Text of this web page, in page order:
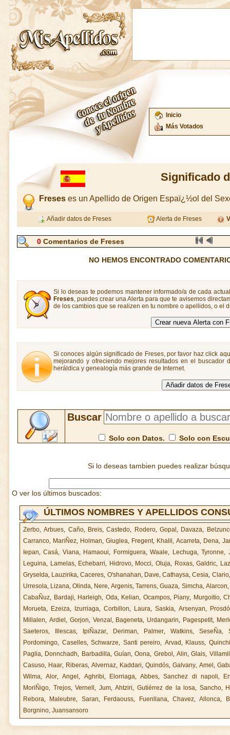
Inicio
Más Votados
Significado
Freses es un Apellido de Origen Espaï¿½ol del
Añadir datos de Freses Alerta de Freses
0 Comentarios de Freses
NO HEMOS ENCONTRADO
Si lo deseas te podemos mantener informado/a de cada
Freses, puedes crear una Alerta para que te avisemos
de los cambios que se realizen en tu nombre o apellidos, o el
Si conoces algún significado de Freses, por favor haz click
mejorando y ofreciendo mejores resultados en el buscador
heráldica y genealogía más grande de Internet.
Buscar
Solo con Datos. Solo con
Si lo deseas tambien puedes realizar
O ver los últimos buscados:
ÚLTIMOS NOMBRES Y APELLIDOS
Zerbo,Arbues, Caño, Breis,Castedo, Rodero,Gopal, Davaza,
Carranco, MariÑez, Holman, Giuglea, Fregent, Khalil , Acarreta, Dena,
Iepan,Casá, Viana, Hamaoui, Formiguera,Waale, Lechuga,Tyronne,
Leguina, Lamelas, Echebarri, Hidrovo, Mocci, Oluja, Roxas,Galdric,
Gryselda, Lauzirika,Caceres, O'shanahan, Dave,Cathaysa,Cesia, Clario
Urresola, Lizana,Olinda, Nere,Argenis,Tarrens,Guaza, Simcha, Alarcon,
CabaÑuz, Bardaji, Harleigh, Oda, Kelian, Ocampos, Piany, Murgoitio,
Morueta, Ezeiza, Izurriaga, Corbillon, Laura, Saskia, Arsenyan,
Millalen, Ardiel , Gorjon, Venzal , Bageneta, Urdangarin, Pagespetit,
Saeteros, Illescas, IpiÑazar, Deriman, Palmer, Watkins, SeseÑa,
Pordomingo, Caselles,Schwarze, Santi pereiro, Arvad, Klauss,
Paglia, Donnchadh, Barbadilla,Guían,Oona, Grebol ,Alin,Glais, Villamil
Casuso, Haar, Riberas, Alvernaz, Kaddari, Quindós, Galvany, Amel ,
Wilma,Alor,Angel, Aghribi, Elorriaga,Abbes,Sanchez di napoli,
MoriÑigo, Trejos, Vernell , Jum, Ahtziri, Gutiérrez de la losa, Sancho,
Rebora, Maleubre, Saran, Ferdaouss, Fuenllana, Chavez,Allonca,
Borgnino, Juansansoro